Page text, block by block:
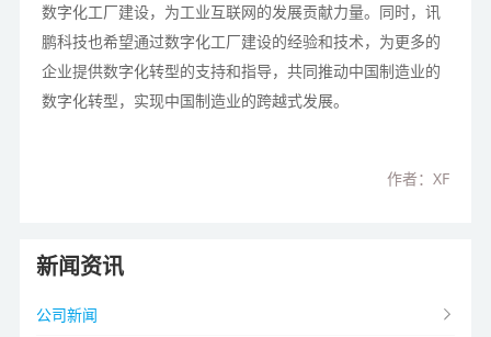
数字化工厂建设，为工业互联网的发展贡献力量。同时，讯
鹏科技也希望通过数字化工厂建设的经验和技术，为更多的
企业提供数字化转型的支持和指导，共同推动中国制造业的
数字化转型，实现中国制造业的跨越式发展。
作者：XF
新闻资讯
公司新闻